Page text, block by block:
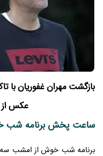
بازگشت مهران غفوریان
عکس
ساعت پخش برنامه